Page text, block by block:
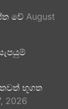
වේ August
භූගත
2026